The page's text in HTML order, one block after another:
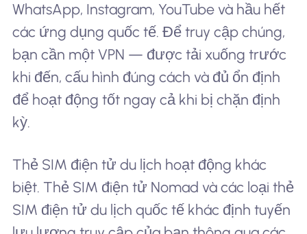
WhatsApp, Instagram, YouTube và hầu hết
các ứng dụng quốc tế. Để truy cập chúng,
bạn cần một VPN — được tải xuống trước
khi đến, cấu hình đúng cách và đủ ổn định
để hoạt động tốt ngay cả khi bị chặn định
kỳ.
Thẻ SIM điện tử du lịch hoạt động khác
biệt. Thẻ SIM điện tử Nomad và các loại thẻ
SIM điện tử du lịch quốc tế khác định tuyến